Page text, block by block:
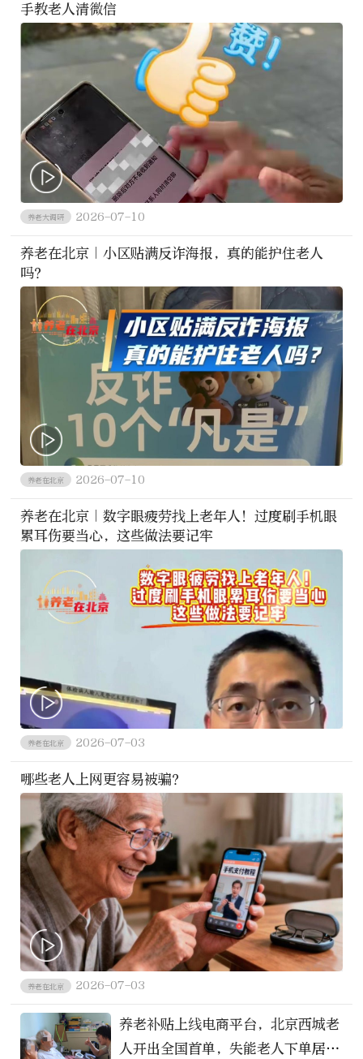
手教老人清微信
养老大调研 2026-07-10
养老在北京｜小区贴满反诈海报，真的能护住老人
吗？
养老在北京 2026-07-10
养老在北京｜数字眼疲劳找上老年人！过度刷手机眼
累耳伤要当心，这些做法要记牢
养老在北京 2026-07-03
哪些老人上网更容易被骗？
养老在北京 2026-07-03
养老补贴上线电商平台，北京西城老
人开出全国首单，失能老人下单居家